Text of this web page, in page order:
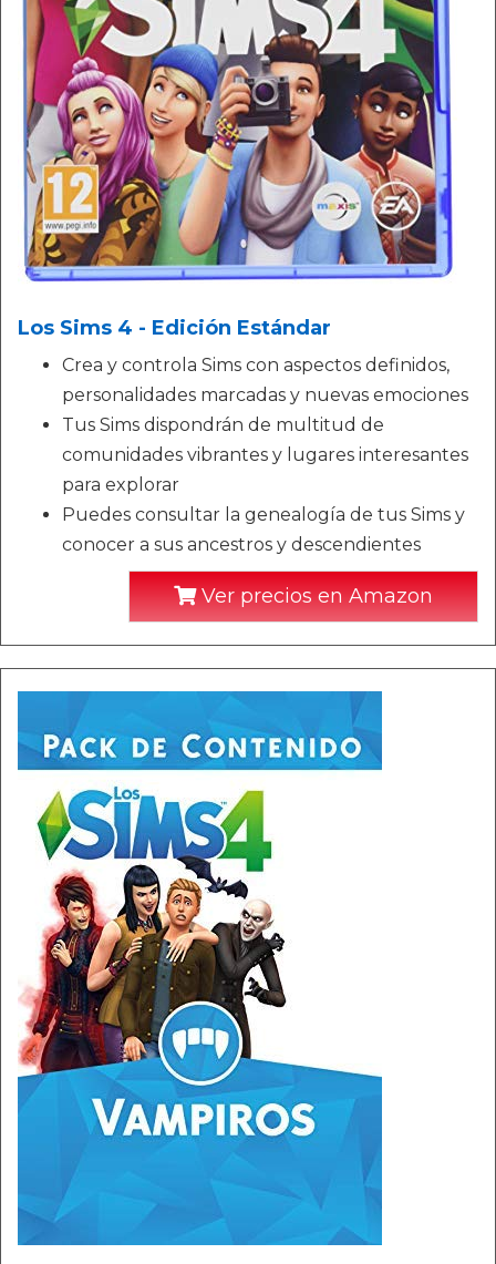
Los Sims 4 - Edición Estándar
Crea y controla Sims con aspectos definidos,
personalidades marcadas y nuevas emociones
Tus Sims dispondrán de multitud de
comunidades vibrantes y lugares interesantes
para explorar
Puedes consultar la genealogía de tus Sims y
conocer a sus ancestros y descendientes
Ver precios en Amazon